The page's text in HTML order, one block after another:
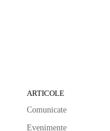
ARTICOLE
Comunicate
Evenimente